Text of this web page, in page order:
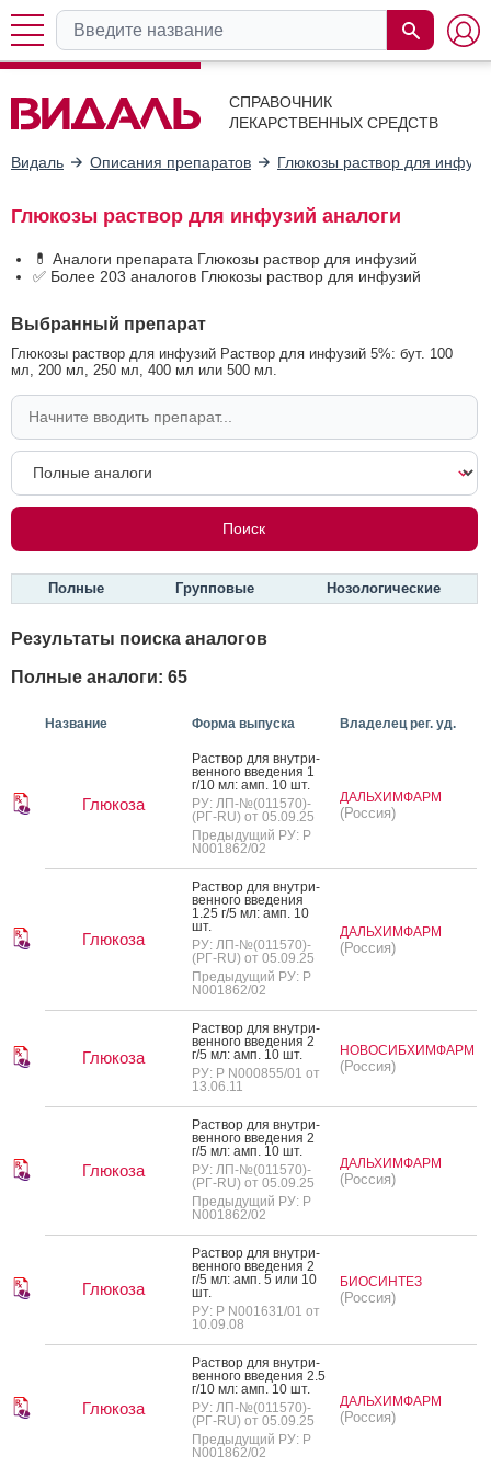
СПРАВОЧНИК
ЛЕКАРСТВЕННЫХ СРЕДСТВ
Видаль Описания препаратов Глюкозы раствор для
Глюкозы раствор для инфузий аналоги
💊 Аналоги препарата Глюкозы раствор для инфузий
✅ Более 203 аналогов Глюкозы раствор для инфузий
Выбранный препарат
Глюкозы раствор для инфузий Раствор для инфузий 5%: бут. 100
мл, 200 мл, 250 мл, 400 мл или 500 мл.
Полные Групповые Нозологические
Результаты поиска аналогов
Полные аналоги: 65
Название Форма выпуска Владелец рег. уд.
Глюкоза
Рас­твор для внут­ри­
вен­но­го вве­дения 1
г/10 мл: амп. 10 шт.
РУ: ЛП-№(011570)-
(РГ-RU) от 05.09.25
Предыдущий РУ: Р
N001862/02
ДАЛЬХИМФАРМ
(Россия)
Глюкоза
Рас­твор для внут­ри­
вен­но­го вве­дения
1.25 г/5 мл: амп. 10
шт.
РУ: ЛП-№(011570)-
(РГ-RU) от 05.09.25
Предыдущий РУ: Р
N001862/02
ДАЛЬХИМФАРМ
(Россия)
Глюкоза
Рас­твор для внут­ри­
вен­но­го вве­дения 2
г/5 мл: амп. 10 шт.
РУ: Р N000855/01 от
13.06.11
НОВОСИБХИМФАРМ
(Россия)
Глюкоза
Рас­твор для внут­ри­
вен­но­го вве­дения 2
г/5 мл: амп. 10 шт.
РУ: ЛП-№(011570)-
(РГ-RU) от 05.09.25
Предыдущий РУ: Р
N001862/02
ДАЛЬХИМФАРМ
(Россия)
Глюкоза
Рас­твор для внут­ри­
вен­но­го вве­дения 2
г/5 мл: амп. 5 или 10
шт.
РУ: Р N001631/01 от
10.09.08
БИОСИНТЕЗ
(Россия)
Глюкоза
Рас­твор для внут­ри­
вен­но­го вве­дения 2.5
г/10 мл: амп. 10 шт.
РУ: ЛП-№(011570)-
(РГ-RU) от 05.09.25
Предыдущий РУ: Р
N001862/02
ДАЛЬХИМФАРМ
(Россия)